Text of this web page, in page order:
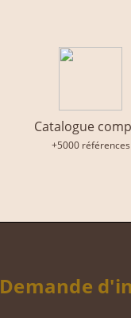
Catalogue
+5000 références
Demande